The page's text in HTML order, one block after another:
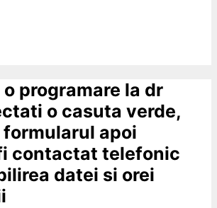
programare la dr
o casuta verde,
apoi
contactat telefonic
datei si orei